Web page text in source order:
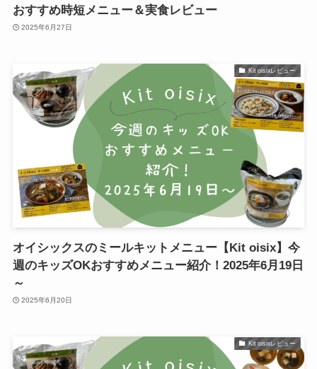
おすすめ時短メニュー＆実食レビュー
2025年6月27日
Kit oisixレビュー
オイシックスのミールキットメニュー【Kit oisix】今
週のキッズOKおすすめメニュー紹介！2025年6月19日
～
2025年6月20日
Kit oisixレビュー